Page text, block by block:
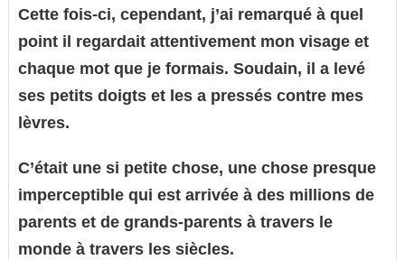
Cette fois-ci, cependant, j’ai remarqué à quel
point il regardait attentivement mon visage et
chaque mot que je formais. Soudain, il a levé
ses petits doigts et les a pressés contre mes
lèvres.
C’était une si petite chose, une chose presque
imperceptible qui est arrivée à des millions de
parents et de grands-parents à travers le
monde à travers les siècles.